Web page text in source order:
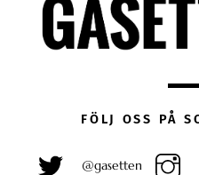
FÖLJ OSS PÅ
@gasetten